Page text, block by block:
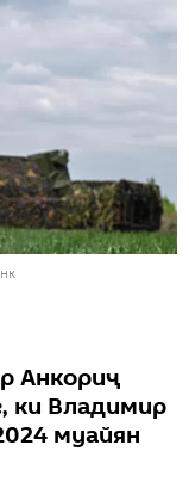
Анкориҷ
ки Владимир
муайян